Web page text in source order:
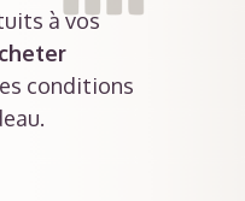
à vos
conditions